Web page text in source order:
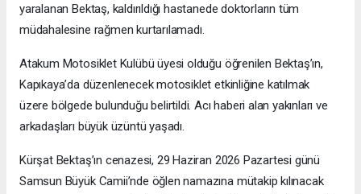
yaralanan Bektaş, kaldırıldığı hastanede doktorların tüm
müdahalesine rağmen kurtarılamadı.
Atakum Motosiklet Kulübü üyesi olduğu öğrenilen Bektaş’ın,
Kapıkaya’da düzenlenecek motosiklet etkinliğine katılmak
üzere bölgede bulunduğu belirtildi. Acı haberi alan yakınları ve
arkadaşları büyük üzüntü yaşadı.
Kürşat Bektaş’ın cenazesi, 29 Haziran 2026 Pazartesi günü
Samsun Büyük Camii’nde öğlen namazına mütakip kılınacak